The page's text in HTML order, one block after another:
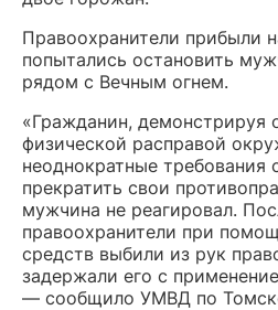
Правоохранители прибыли
попытались остановить
рядом с Вечным огнем.
«Гражданин, демонстрируя
физической расправой
неоднократные требования
прекратить свои
мужчина не реагировал.
правоохранители при
средств выбили из рук
задержали его с
— сообщило УМВД по